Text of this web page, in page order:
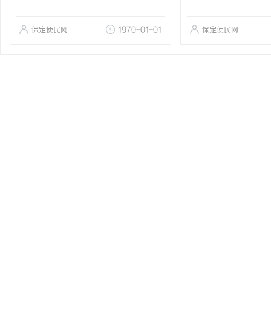
保定便民网 1970-01-01 保定便民网